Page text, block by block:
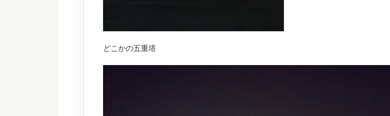
どこかの五重塔